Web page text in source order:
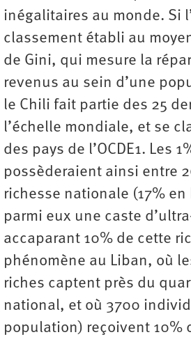
inégalitaires au monde. Si
classement établi au
de Gini, qui mesure la
revenus au sein d’une
le Chili fait partie des 25
l’échelle mondiale, et se
des pays de l’OCDE1. Les
possèderaient ainsi entre
richesse nationale (17% en
parmi eux une caste
accaparant 10% de cette
phénomène au Liban, où
riches captent près du
national, et où 3700
population) reçoivent 10%